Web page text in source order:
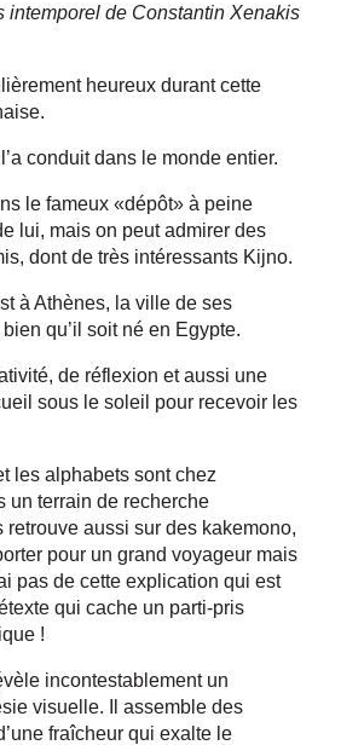
intemporel de Constantin Xenakis
heureux durant cette
conduit dans le monde entier.
le fameux «dépôt» à peine
lui, mais on peut admirer des
dont de très intéressants Kijno.
à Athènes, la ville de ses
qu’il soit né en Egypte.
de réflexion et aussi une
sous le soleil pour recevoir les
les alphabets sont chez
un terrain de recherche
retrouve aussi sur des kakemono,
pour un grand voyageur mais
pas de cette explication qui est
qui cache un parti-pris
!
incontestablement un
visuelle. Il assemble des
fraîcheur qui exalte le